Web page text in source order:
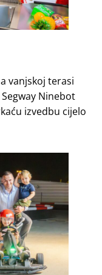
vanjskoj terasi
Ninebot
izvedbu cijelo